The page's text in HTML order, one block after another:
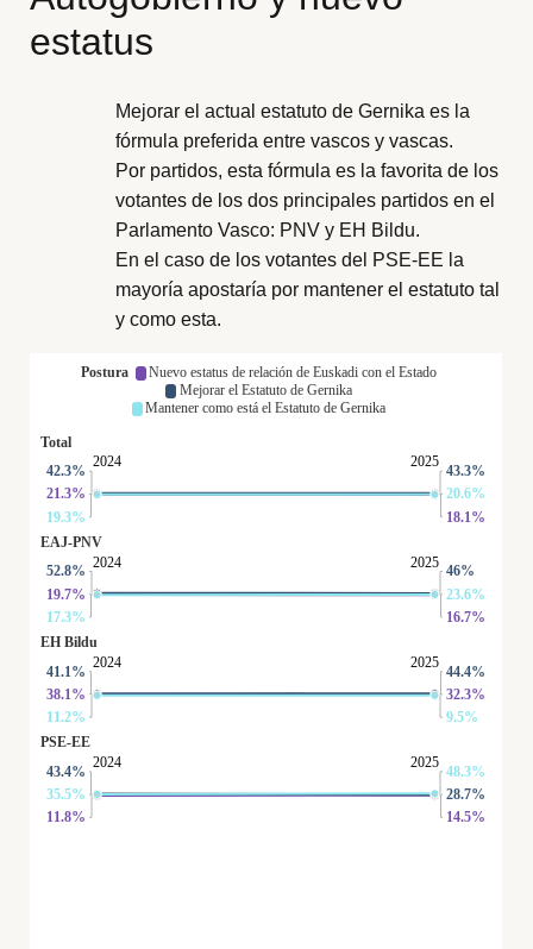
estatus
Mejorar el actual estatuto de Gernika es la
fórmula preferida entre vascos y vascas.
Por partidos, esta fórmula es la favorita de los
votantes de los dos principales partidos en el
Parlamento Vasco: PNV y EH Bildu.
En el caso de los votantes del PSE-EE la
mayoría apostaría por mantener el estatuto tal
y como esta.